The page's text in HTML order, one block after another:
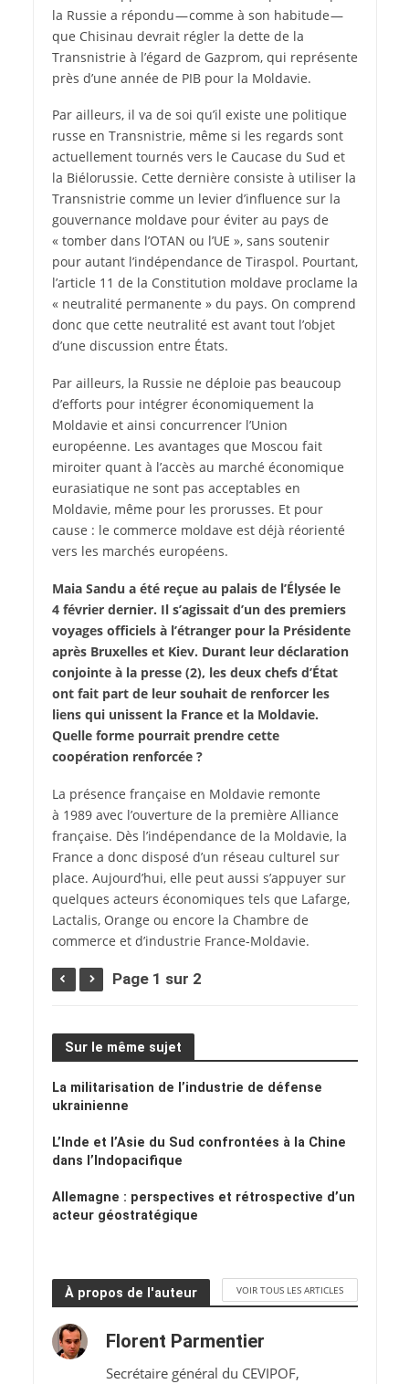
la Russie a répondu — comme à son habitude —
que Chisinau devrait régler la dette de la
Transnistrie à l’égard de Gazprom, qui représente
près d’une année de PIB pour la Moldavie.
Par ailleurs, il va de soi qu’il existe une politique
russe en Transnistrie, même si les regards sont
actuellement tournés vers le Caucase du Sud et
la Biélorussie. Cette dernière consiste à utiliser la
Transnistrie comme un levier d’influence sur la
gouvernance moldave pour éviter au pays de
« tomber dans l’OTAN ou l’UE », sans soutenir
pour autant l’indépendance de Tiraspol. Pourtant,
l’article 11 de la Constitution moldave proclame la
« neutralité permanente » du pays. On comprend
donc que cette neutralité est avant tout l’objet
d’une discussion entre États.
Par ailleurs, la Russie ne déploie pas beaucoup
d’efforts pour intégrer économiquement la
Moldavie et ainsi concurrencer l’Union
européenne. Les avantages que Moscou fait
miroiter quant à l’accès au marché économique
eurasiatique ne sont pas acceptables en
Moldavie, même pour les prorusses. Et pour
cause : le commerce moldave est déjà réorienté
vers les marchés européens.
Maia Sandu a été reçue au palais de l’Élysée le
4 février dernier. Il s’agissait d’un des premiers
voyages officiels à l’étranger pour la Présidente
après Bruxelles et Kiev. Durant leur déclaration
conjointe à la presse (2), les deux chefs d’État
ont fait part de leur souhait de renforcer les
liens qui unissent la France et la Moldavie.
Quelle forme pourrait prendre cette
coopération renforcée ?
La présence française en Moldavie remonte
à 1989 avec l’ouverture de la première Alliance
française. Dès l’indépendance de la Moldavie, la
France a donc disposé d’un réseau culturel sur
place. Aujourd’hui, elle peut aussi s’appuyer sur
quelques acteurs économiques tels que Lafarge,
Lactalis, Orange ou encore la Chambre de
commerce et d’industrie France-Moldavie.
Page 1 sur 2
Sur le même sujet
La militarisation de l’industrie de défense
ukrainienne
L’Inde et l’Asie du Sud confrontées à la Chine
dans l’Indopacifique
Allemagne : perspectives et rétrospective d’un
acteur géostratégique
À propos de l'auteur VOIR TOUS LES ARTICLES
Florent Parmentier
Secrétaire général du CEVIPOF,